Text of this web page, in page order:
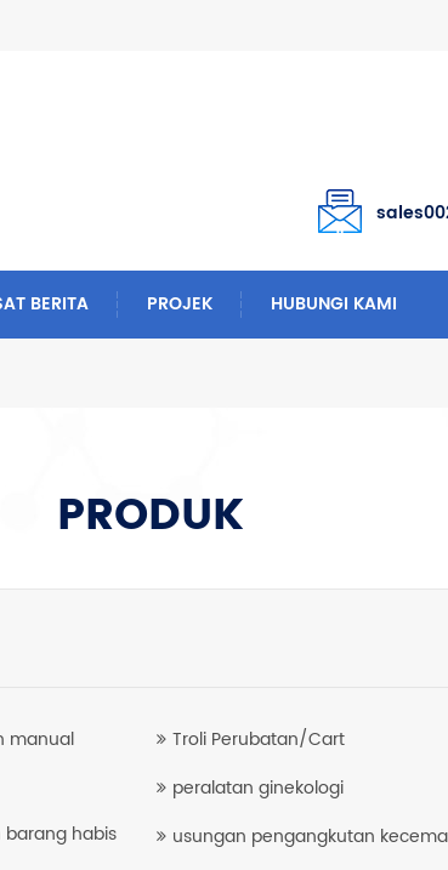
BERITA PROJEK HUBUNGI KAMI
PRODUK
manual Troli Perubatan/Cart
peralatan ginekologi
habis
usungan pengangkutan